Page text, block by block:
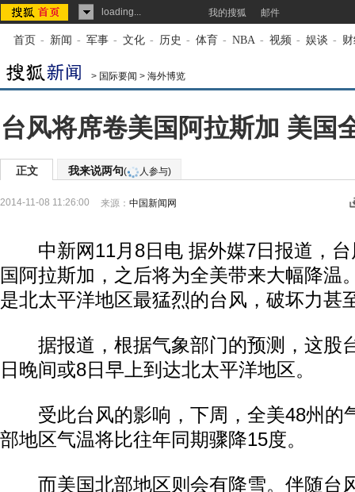
loading... 我的搜狐 邮件
首页 - 新闻 - 军事 - 文化 - 历史 - 体育 - NBA - 视频 - 娱谈 -
> 国际要闻 > 海外博览
台风将席卷美国阿拉斯加 美国
正文 我来说两句( 人参与)
2014-11-08 11:26:00 来源： 中国新闻网
中新网11月8日电 据外媒7日报道，台
国阿拉斯加，之后将为全美带来大幅降温
是北太平洋地区最猛烈的台风，破坏力甚
据报道，根据气象部门的预测，这股
日晚间或8日早上到达北太平洋地区。
受此台风的影响，下周，全美48州的
部地区气温将比往年同期骤降15度。
而美国北部地区则会有降雪。伴随台